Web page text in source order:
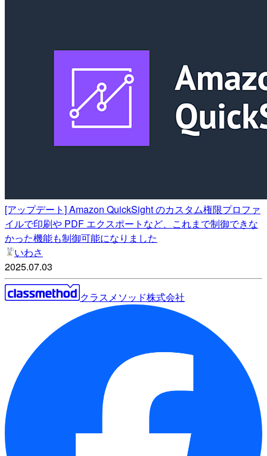
[アップデート] Amazon QuickSight のカスタム権限プロファ
イルで印刷や PDF エクスポートなど、これまで制御できな
かった機能も制御可能になりました
いわさ
2025.07.03
クラスメソッド株式会社